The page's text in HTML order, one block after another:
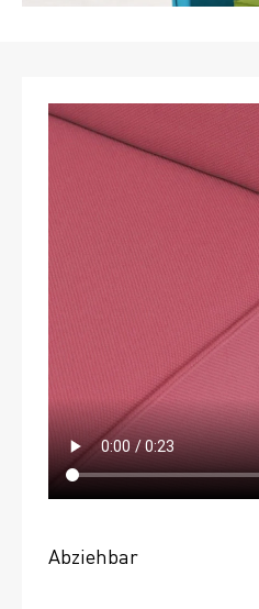
Abziehbar